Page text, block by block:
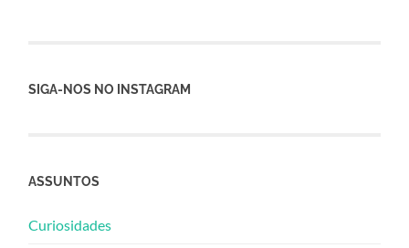
SIGA-NOS NO INSTAGRAM
ASSUNTOS
Curiosidades